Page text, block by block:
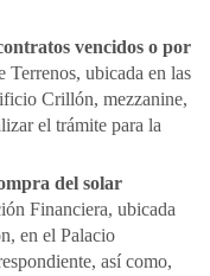
vencidos o por
Terrenos, ubicada en las
Crillón, mezzanine,
el trámite para la
del solar
Financiera, ubicada
en el Palacio
así como,